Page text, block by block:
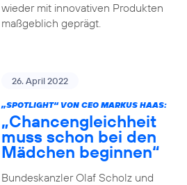
wieder mit innovativen Produkten
maßgeblich geprägt.
26. April 2022
„SPOTLIGHT“ VON CEO MARKUS HAAS:
„Chancengleichheit
muss schon bei den
Mädchen beginnen“
Bundeskanzler Olaf Scholz und